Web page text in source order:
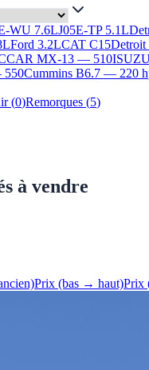
WU 7.6LJ05E-TP 5.1L
Ford 3.2LCAT C15Detroit
MX-13 — 510
Cummins B6.7 — 220
(0)Remorques (5)
à vendre
Prix (bas → haut)Prix